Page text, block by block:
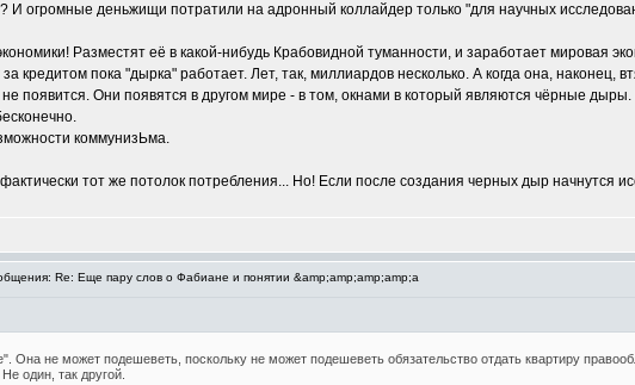
И огромные деньжищи потратили на адронный коллайдер только "для научных
Разместят её в какой-нибудь Крабовидной туманности, и заработает мировая
кредитом пока "дырка" работает. Лет, так, миллиардов несколько. А когда она, наконец,
появится. Они появятся в другом мире - в том, окнами в который являются чёрные
коммунизЬма.
тот же потолок потребления... Но! Если после создания черных дыр начнутся
Re: Еще пару слов о Фабиане и понятии &amp;amp;amp;amp;a
не может подешеветь, поскольку не может подешеветь обязательство отдать квартиру
один, так другой.